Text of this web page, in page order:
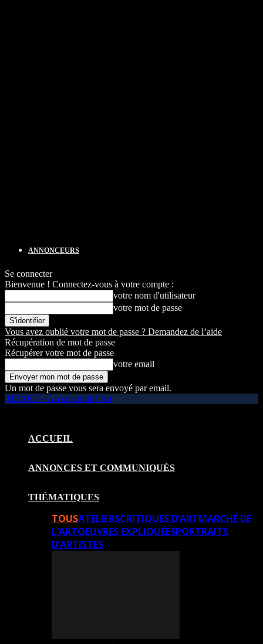
ANNONCEURS
Se connecter
Bienvenue ! Connectez-vous à votre compte :
votre nom d'utilisateur
votre mot de passe
Vous avez oublié votre mot de passe ? Demandez de l’aide
Récupération de mot de passe
Récupérer votre mot de passe
votre email
Un mot de passe vous sera envoyé par email.
HEART – Au coeur de l'Art
ACCUEIL
ANNONCES ET COMMUNIQUÉS
THÉMATIQUES
TOUSATELIERSCRITIQUES D’ARTMARCHÉ DE
L’ARTOEUVRES EXPLIQUÉESPORTRAITS
D’ARTISTES